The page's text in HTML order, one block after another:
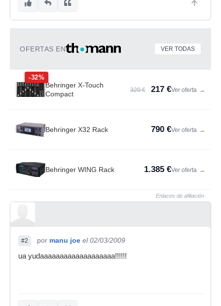
OFERTAS EN VER TODAS
-32%
Behringer X-Touch
Compact
320 € 217 €Ver oferta →
Behringer X32 Rack 790 €Ver oferta →
Behringer WING Rack 1.385 €Ver oferta →
Enlaces de afiliación
#2 por manu joe el 02/03/2009
ua yudaaaaaaaaaaaaaaaaaaa!!!!!!